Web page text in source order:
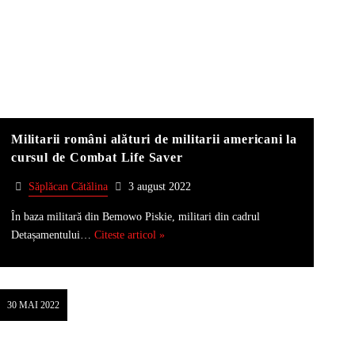
Militarii români alături de militarii americani la
cursul de Combat Life Saver
Săplăcan Cătălina 3 august 2022
În baza militară din Bemowo Piskie, militari din cadrul
Detașamentului… Citeste articol »
30 MAI 2022